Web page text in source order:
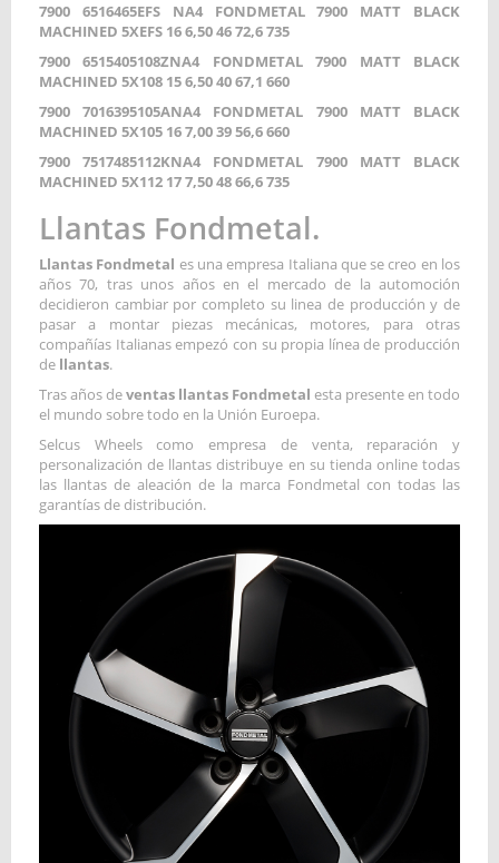
7900 6516465EFS NA4 FONDMETAL 7900 MATT BLACK
MACHINED 5XEFS 16 6,50 46 72,6 735
7900 6515405108ZNA4 FONDMETAL 7900 MATT BLACK
MACHINED 5X108 15 6,50 40 67,1 660
7900 7016395105ANA4 FONDMETAL 7900 MATT BLACK
MACHINED 5X105 16 7,00 39 56,6 660
7900 7517485112KNA4 FONDMETAL 7900 MATT BLACK
MACHINED 5X112 17 7,50 48 66,6 735
Llantas Fondmetal.
Llantas Fondmetal es una empresa Italiana que se creo en los
años 70, tras unos años en el mercado de la automoción
decidieron cambiar por completo su linea de producción y de
pasar a montar piezas mecánicas, motores, para otras
compañías Italianas empezó con su propia línea de producción
de llantas.
Tras años deventas llantas Fondmetal esta presente en todo
el mundo sobre todo en la Unión Euroepa.
Selcus Wheels como empresa de venta, reparación y
personalización de llantas distribuye en su tienda online todas
las llantas de aleación de la marca Fondmetal con todas las
garantías de distribución.